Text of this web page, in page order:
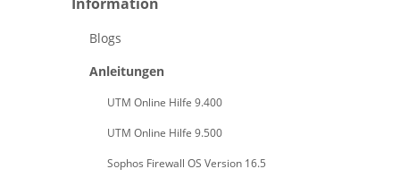
Information
Blogs
Anleitungen
UTM Online Hilfe 9.400
UTM Online Hilfe 9.500
Sophos Firewall OS Version 16.5